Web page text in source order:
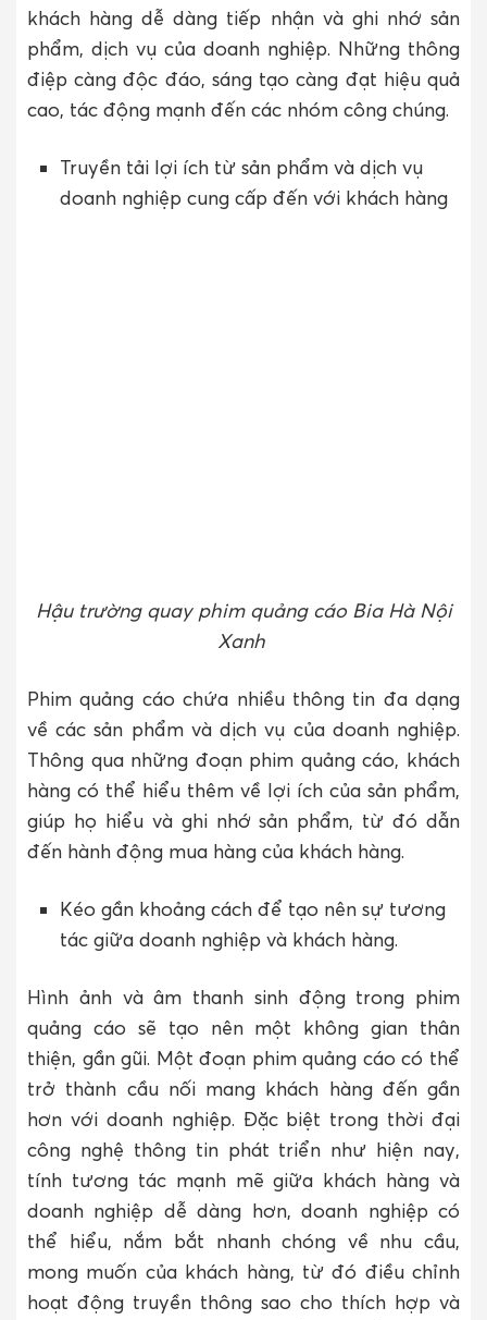
khách hàng dễ dàng tiếp nhận và ghi nhớ sản
phẩm, dịch vụ của doanh nghiệp. Những thông
điệp càng độc đáo, sáng tạo càng đạt hiệu quả
cao, tác động mạnh đến các nhóm công chúng.
Truyền tải lợi ích từ sản phẩm và dịch vụ
doanh nghiệp cung cấp đến với khách hàng
Hậu trường quay phim quảng cáo Bia Hà Nội
Xanh
Phim quảng cáo chứa nhiều thông tin đa dạng
về các sản phẩm và dịch vụ của doanh nghiệp.
Thông qua những đoạn phim quảng cáo, khách
hàng có thể hiểu thêm về lợi ích của sản phẩm,
giúp họ hiểu và ghi nhớ sản phẩm, từ đó dẫn
đến hành động mua hàng của khách hàng.
Kéo gần khoảng cách để tạo nên sự tương
tác giữa doanh nghiệp và khách hàng.
Hình ảnh và âm thanh sinh động trong phim
quảng cáo sẽ tạo nên một không gian thân
thiện, gần gũi. Một đoạn phim quảng cáo có thể
trở thành cầu nối mang khách hàng đến gần
hơn với doanh nghiệp. Đặc biệt trong thời đại
công nghệ thông tin phát triển như hiện nay,
tính tương tác mạnh mẽ giữa khách hàng và
doanh nghiệp dễ dàng hơn, doanh nghiệp có
thể hiểu, nắm bắt nhanh chóng về nhu cầu,
mong muốn của khách hàng, từ đó điều chỉnh
hoạt động truyền thông sao cho thích hợp và